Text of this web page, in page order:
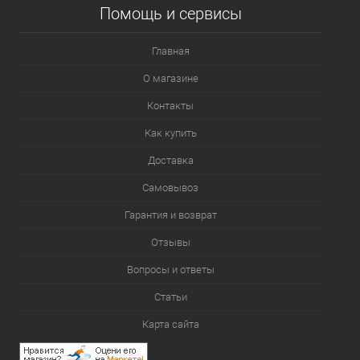
Помощь и сервисы
Главная
О магазине
Контакты
Как купить
Доставка
Самовывоз
Гарантия и возврат
Отзывы
Вопросы и ответы
Статьи
Карта сайта